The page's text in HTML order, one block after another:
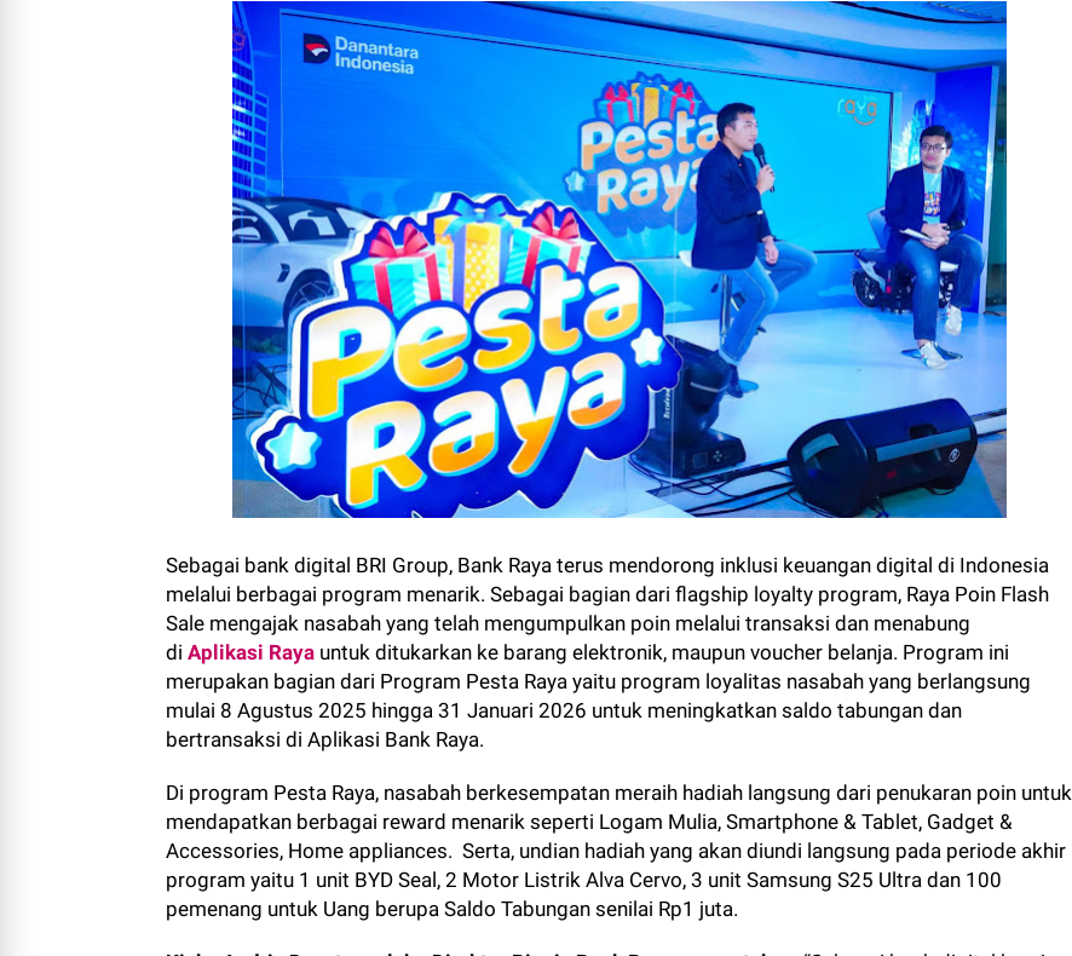
Sebagai bank digital BRI Group, Bank Raya terus mendorong inklusi keuangan digital di Indonesia
melalui berbagai program menarik. Sebagai bagian dari flagship loyalty program, Raya Poin Flash
Sale mengajak nasabah yang telah mengumpulkan poin melalui transaksi dan menabung
di Aplikasi Raya untuk ditukarkan ke barang elektronik, maupun voucher belanja. Program ini
merupakan bagian dari Program Pesta Raya yaitu program loyalitas nasabah yang berlangsung
mulai 8 Agustus 2025 hingga 31 Januari 2026 untuk meningkatkan saldo tabungan dan
bertransaksi di Aplikasi Bank Raya.
Di program Pesta Raya, nasabah berkesempatan meraih hadiah langsung dari penukaran poin untuk
mendapatkan berbagai reward menarik seperti Logam Mulia, Smartphone & Tablet, Gadget &
Accessories, Home appliances. Serta, undian hadiah yang akan diundi langsung pada periode akhir
program yaitu 1 unit BYD Seal, 2 Motor Listrik Alva Cervo, 3 unit Samsung S25 Ultra dan 100
pemenang untuk Uang berupa Saldo Tabungan senilai Rp1 juta.